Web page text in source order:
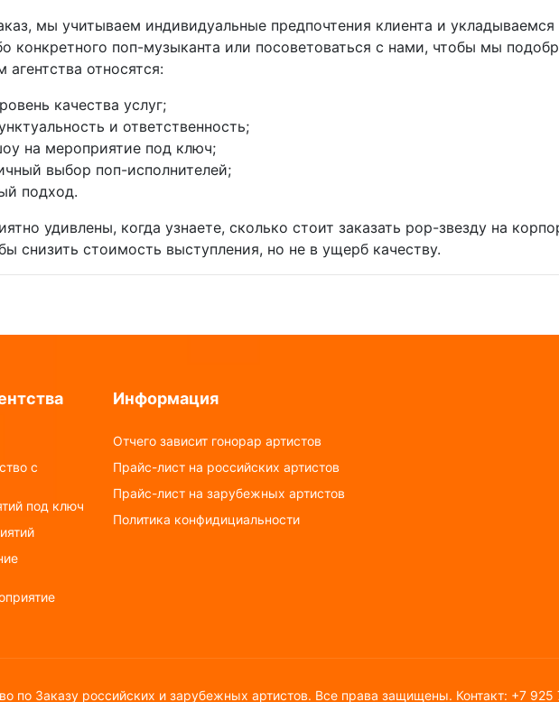
мы учитываем индивидуальные предпочтения клиента и
конкретного поп-музыканта или посоветоваться с нами, чтобы мы
относятся:
качества услуг;
и ответственность;
на мероприятие под ключ;
выбор поп-исполнителей;
подход.
удивлены, когда узнаете, сколько стоит заказать pop-звезду на
снизить стоимость выступления, но не в ущерб качеству.
с
под ключ
Информация
Отчего зависит гонорар артистов
Прайс-лист на российских артистов
Прайс-лист на зарубежных артистов
Политика конфидициальности
по Заказу российских и зарубежных артистов. Все права защищены. Контакт: +7